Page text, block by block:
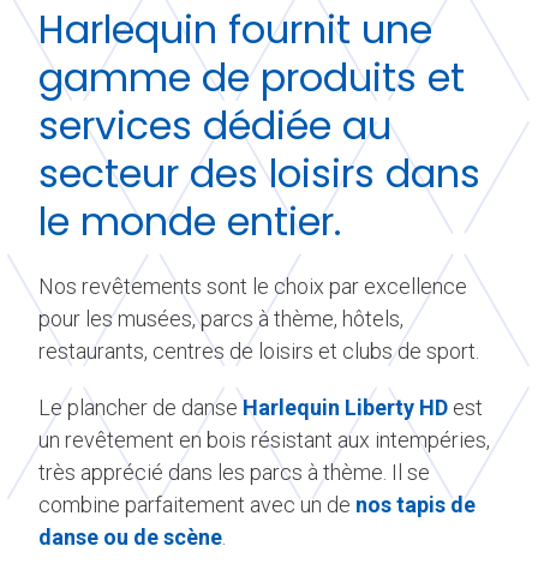
Harlequin fournit une
gamme de produits et
services dédiée au
secteur des loisirs dans
le monde entier.
Nos revêtements sont le choix par excellence
pour les musées, parcs à thème, hôtels,
restaurants, centres de loisirs et clubs de sport.
Le plancher de danse Harlequin Liberty HD est
un revêtement en bois résistant aux intempéries,
très apprécié dans les parcs à thème. Il se
combine parfaitement avec un de nos tapis de
danse ou de scène